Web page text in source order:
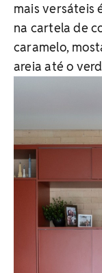
mais versáteis
na cartela de
caramelo,
areia até o